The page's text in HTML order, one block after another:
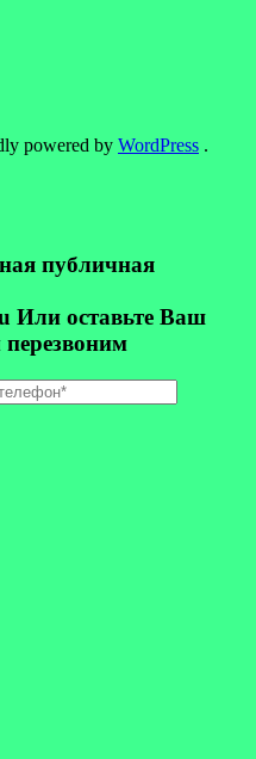
powered by WordPress .
публичная
Или оставьте Ваш